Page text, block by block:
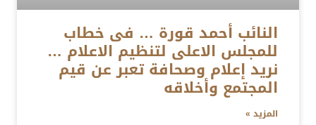
النائب أحمد قورة … فى خطاب
للمجلس الاعلى لتنظيم الاعلام …
نريد إعلام وصحافة تعبر عن قيم
المجتمع وأخلاقه
المزيد »